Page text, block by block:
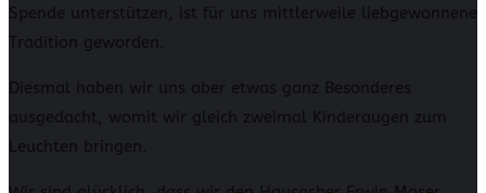
Spende unterstützen, ist für uns mittlerweile liebgewonnene
Tradition geworden.
Diesmal haben wir uns aber etwas ganz Besonderes
ausgedacht, womit wir gleich zweimal Kinderaugen zum
Leuchten bringen.